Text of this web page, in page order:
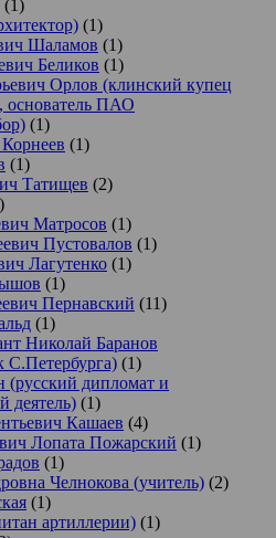
(1)
(1)
Шаламов (1)
Беликов (1)
Орлов (клинский купец
основатель ПАО
(1)
(1)
(1)
Татищев (2)
Матросов (1)
Пустовалов (1)
Лагутенко (1)
(1)
Пернавский (11)
(1)
Николай Баранов
С.Петербурга) (1)
дипломат и
деятель) (1)
Кашаев (4)
Лопата Пожарский (1)
(1)
Челнокова (учитель) (2)
(1)
артиллерии) (1)